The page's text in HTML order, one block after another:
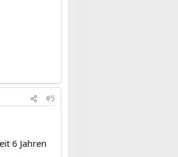
#5
6 Jahren